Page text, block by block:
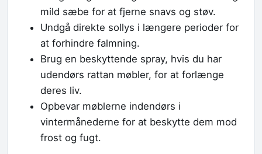
mild sæbe for at fjerne snavs og støv.
Undgå direkte sollys i længere perioder for
at forhindre falmning.
Brug en beskyttende spray, hvis du har
udendørs rattan møbler, for at forlænge
deres liv.
Opbevar møblerne indendørs i
vintermånederne for at beskytte dem mod
frost og fugt.